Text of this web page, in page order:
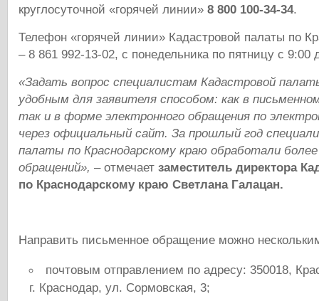
круглосуточной «горячей линии» 8 800 100-34-34.
Телефон «горячей линии» Кадастровой палаты по
– 8 861 992-13-02, с понедельника по пятницу с 9:00
«Задать вопрос специалистам Кадастровой
удобным для заявителя способом: как в
так и в форме электронного обращения по
через официальный сайт. За прошлый год
палаты по Краснодарскому краю обработали
обращений», – отмечает заместитель директора
по Краснодарскому краю Светлана Галацан.
Направить письменное обращение можно
почтовым отправлением по адресу: 350018,
г. Краснодар, ул. Сормовская, 3;